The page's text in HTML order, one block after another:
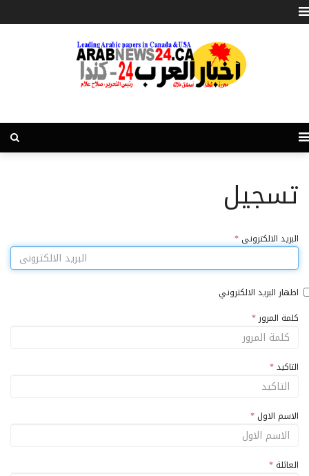
تسجيل
البريد الالكترونى *
اظهار البريد الالكتروني
كلمة المرور *
التاكيد*
الاسم الاول *
العائلة *